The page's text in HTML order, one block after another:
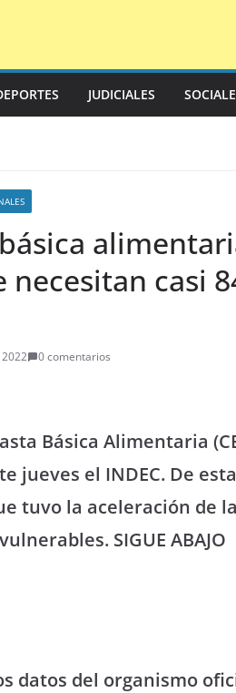
JUDICIALES
necesitan casi
0 comentarios
Básica Alimentaria
jueves el INDEC. De
tuvo la aceleración de
SIGUE ABAJO
datos del organismo